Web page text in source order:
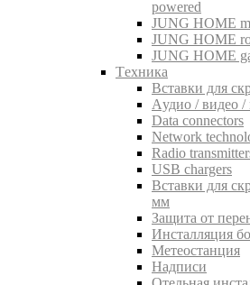
powered
JUNG HOME
JUNG HOME
JUNG HOME
Tехника
Вставки для
Aудио / видео /
Data connectors
Network
Radio
USB chargers
Вставки для
мм
Защита от
Инсталляция
Метеостанция
Надписи